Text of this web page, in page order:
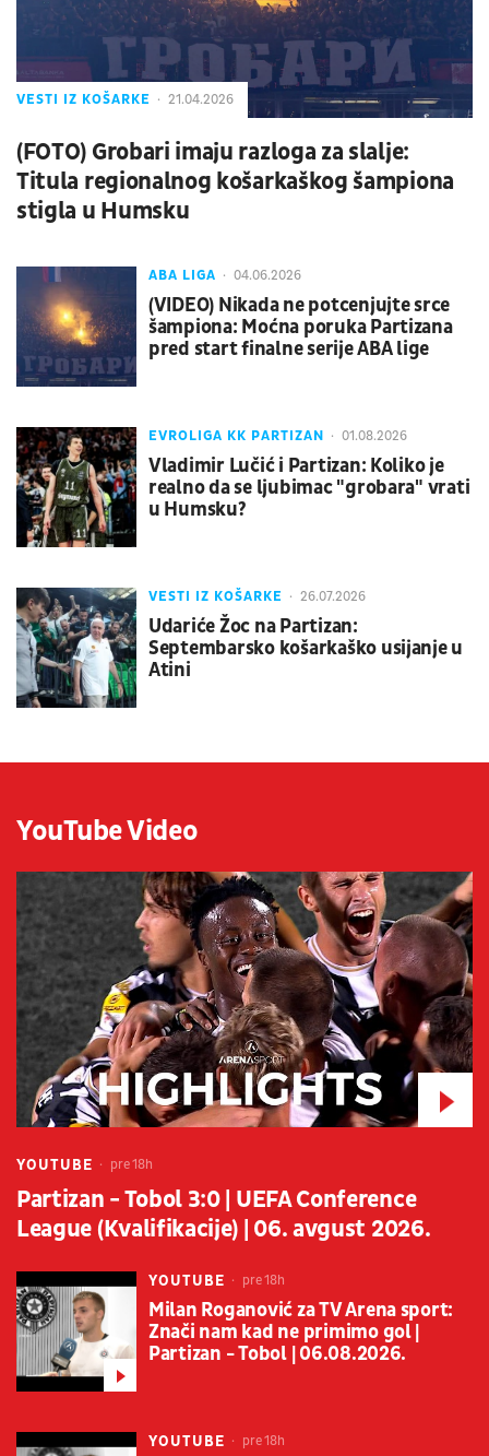
VESTI IZ KOŠARKE 21.04.2026
(FOTO) Grobari imaju razloga za slalje:
Titula regionalnog košarkaškog šampiona
stigla u Humsku
ABA LIGA 04.06.2026
(VIDEO) Nikada ne potcenjujte srce
šampiona: Moćna poruka Partizana
pred start finalne serije ABA lige
EVROLIGA KK PARTIZAN 01.08.2026
Vladimir Lučić i Partizan: Koliko je
realno da se ljubimac "grobara" vrati
u Humsku?
VESTI IZ KOŠARKE 26.07.2026
Udariće Žoc na Partizan:
Septembarsko košarkaško usijanje u
Atini
YouTube Video
YOUTUBE pre 18h
Partizan - Tobol 3:0 | UEFA Conference
League (Kvalifikacije) | 06. avgust 2026.
YOUTUBE pre 18h
Milan Roganović za TV Arena sport:
Znači nam kad ne primimo gol |
Partizan - Tobol | 06.08.2026.
YOUTUBE pre 18h